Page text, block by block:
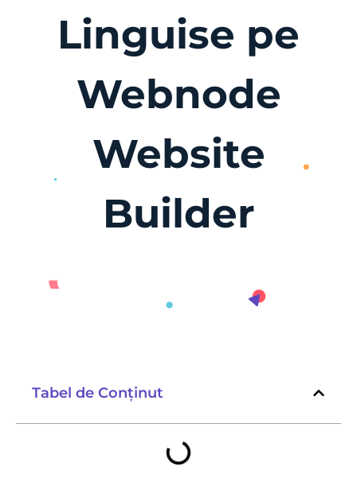
Linguise pe
Webnode
Website
Builder
Tabel de Conținut